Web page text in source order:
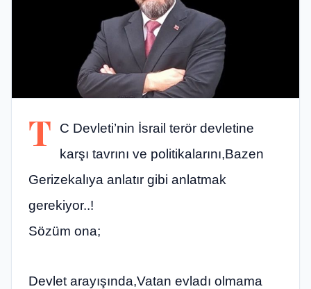
T
C Devleti’nin İsrail terör devletine
karşı tavrını ve politikalarını,Bazen
Gerizekalıya anlatır gibi anlatmak
gerekiyor..!
Sözüm ona;
Devlet arayışında,Vatan evladı olmama